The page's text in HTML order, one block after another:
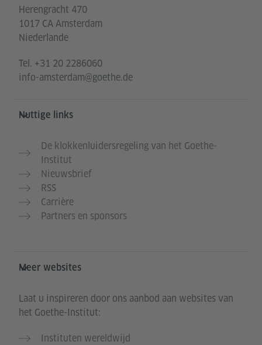
Herengracht 470
1017 CA Amsterdam
Niederlande
Tel. +31 20 2286060
info-amsterdam@goethe.de
Nuttige links
De klokkenluidersregeling van het Goethe-
Institut
Nieuwsbrief
RSS
Carrière
Partners en sponsors
Meer websites
Laat u inspireren door ons aanbod aan websites van
het Goethe-Institut:
Instituten wereldwijd